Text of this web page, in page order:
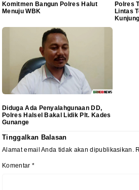
Komitmen Bangun Polres Halut
Menuju WBK
Polres
Lintas
Diduga Ada Penyalahgunaan DD,
Polres Halsel Bakal Lidik Plt. Kades
Gunange
Tinggalkan Balasan
Alamat email Anda tidak akan dipublikasikan.
Komentar *